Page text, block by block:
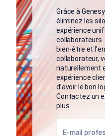
Grâce à
éliminez les
expérience
collaborateurs.
bien-être et
collaborateur,
naturellement
expérience
d’avoir le bon
Contactez un
plus.
E-mail